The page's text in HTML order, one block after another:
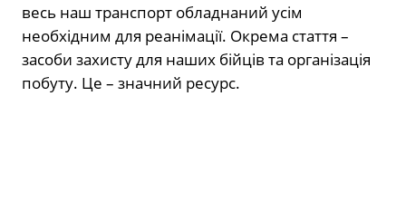
весь наш транспорт обладнаний усім
необхідним для реанімації. Окрема стаття –
засоби захисту для наших бійців та організація
побуту. Це – значний ресурс.